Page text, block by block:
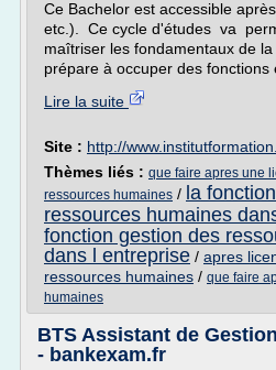
Ce Bachelor est accessible
etc.). Ce cycle d'études va
maîtriser les fondamentaux de
prépare à occuper des fonctions
Lire la suite
Site : http://
Thèmes liés : que faire apres une
ressources humaines / la
ressources humaines
fonction gestion des
dans l entreprise / apres
ressources humaines / que faire
humaines
BTS Assistant de
- bankexam.fr